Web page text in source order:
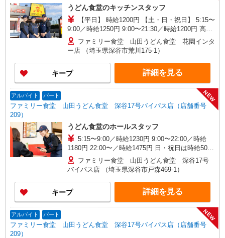
うどん食堂のキッチンスタッフ
【平日】 時給1200円 【土・日・祝日】 5:15〜
9:00／時給1250円 9:00〜21:30／時給1200円 高校
生／時給1170円 日・祝日は時給50円アップ！（9
時〜22時）
ファミリー食堂 山田うどん食堂 花園インタ
ー店 （埼玉県深谷市荒川175-1）
キープ 詳細を見る
アルバイト パート
ファミリー食堂 山田うどん食堂 深谷17号バイパス店（店舗番号
209）
NEW
うどん食堂のホールスタッフ
5:15〜9:00／時給1230円 9:00〜22:00／時給
1180円 22:00〜／時給1475円 日・祝日は時給50円
アップ！（9時〜22時）
ファミリー食堂 山田うどん食堂 深谷17号
バイパス店 （埼玉県深谷市戸森469-1）
キープ 詳細を見る
アルバイト パート
ファミリー食堂 山田うどん食堂 深谷17号バイパス店（店舗番号
209）
NEW